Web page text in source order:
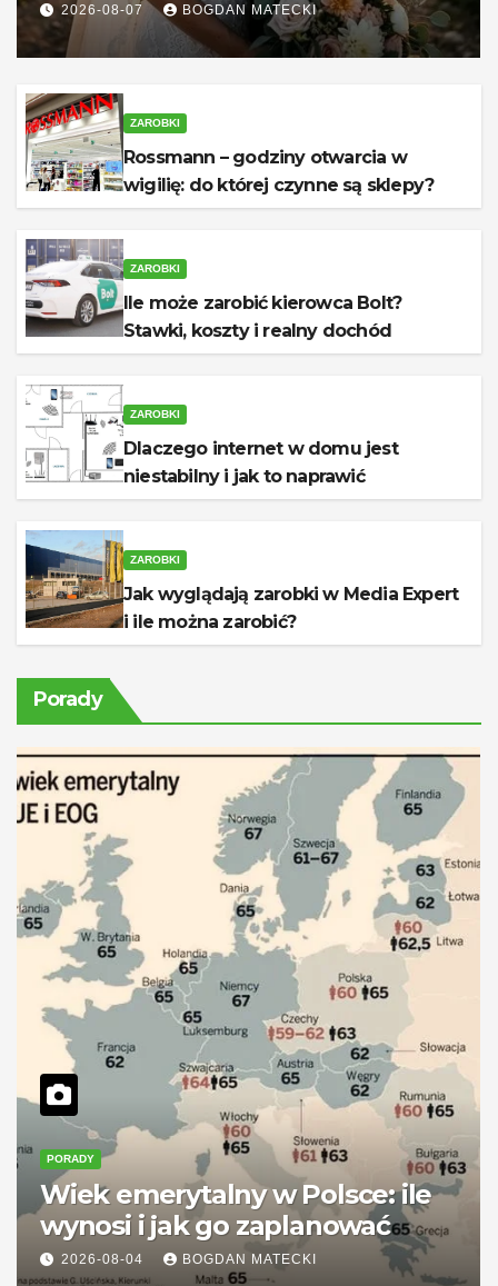
2026-08-07 BOGDAN MATECKI
ZAROBKI
Rossmann – godziny otwarcia w
wigilię: do której czynne są sklepy?
ZAROBKI
Ile może zarobić kierowca Bolt?
Stawki, koszty i realny dochód
ZAROBKI
Dlaczego internet w domu jest
niestabilny i jak to naprawić
ZAROBKI
Jak wyglądają zarobki w Media Expert
i ile można zarobić?
Porady
PORADY
Wiek emerytalny w Polsce: ile
wynosi i jak go zaplanować
2026-08-04 BOGDAN MATECKI